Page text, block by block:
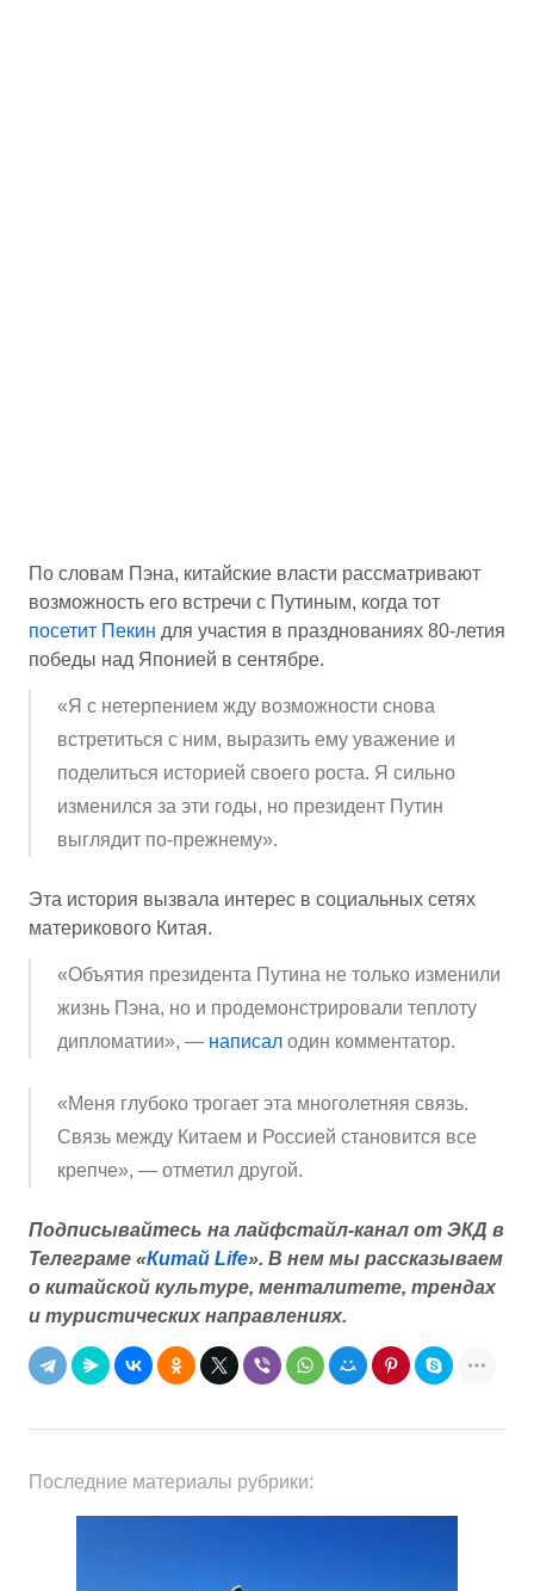
По словам Пэна, китайские власти рассматривают
возможность его встречи с Путиным, когда тот
посетит Пекин для участия в празднованиях 80-летия
победы над Японией в сентябре.
«Я с нетерпением жду возможности снова
встретиться с ним, выразить ему уважение и
поделиться историей своего роста. Я сильно
изменился за эти годы, но президент Путин
выглядит по-прежнему».
Эта история вызвала интерес в социальных сетях
материкового Китая.
«Объятия президента Путина не только изменили
жизнь Пэна, но и продемонстрировали теплоту
дипломатии», — написал один комментатор.
«Меня глубоко трогает эта многолетняя связь.
Связь между Китаем и Россией становится все
крепче», — отметил другой.
Подписывайтесь на лайфстайл-канал от ЭКД в
Телеграме «Китай Life». В нем мы рассказываем
о китайской культуре, менталитете, трендах
и туристических направлениях.
Последние материалы рубрики: